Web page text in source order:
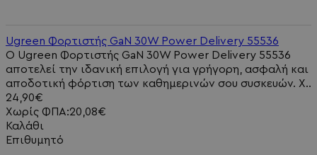
Ugreen Φορτιστής GaN 30W Power Delivery 55536
Ο Ugreen Φορτιστής GaN 30W Power Delivery 55536
αποτελεί την ιδανική επιλογή για γρήγορη, ασφαλή και
αποδοτική φόρτιση των καθημερινών σου συσκευών. Χ..
24,90€
Χωρίς ΦΠΑ:20,08€
Καλάθι
Επιθυμητό